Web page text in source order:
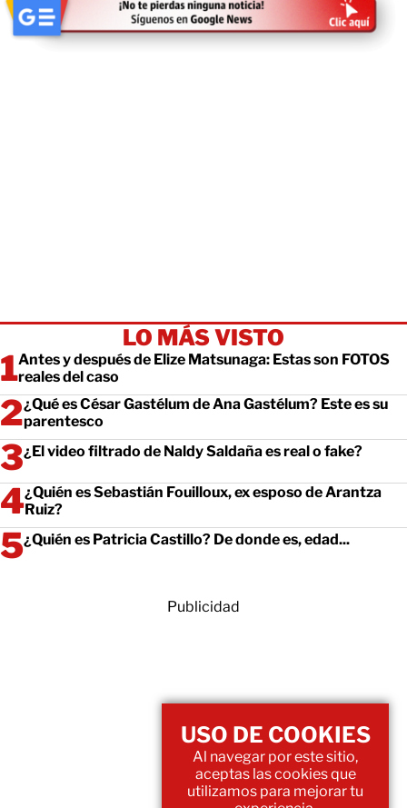
LO MÁS VISTO
Antes y después de Elize Matsunaga: Estas son FOTOS
reales del caso
¿Qué es César Gastélum de Ana Gastélum? Este es su
parentesco
¿El video filtrado de Naldy Saldaña es real o fake?
¿Quién es Sebastián Fouilloux, ex esposo de Arantza
Ruiz?
¿Quién es Patricia Castillo? De donde es, edad...
Publicidad
USO DE COOKIES
Al navegar por este sitio,
aceptas las cookies que
utilizamos para mejorar tu